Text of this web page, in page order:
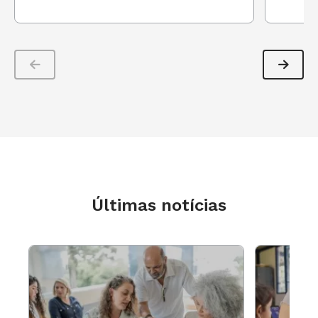
consultando mais de 2.000 alunos da rede
conhecimento dos estudantes do Ensino Médio
sobre a nossa Constituição Federal:
- Apenas 4% conhecem mais de dez artigos da
Últimas notícias